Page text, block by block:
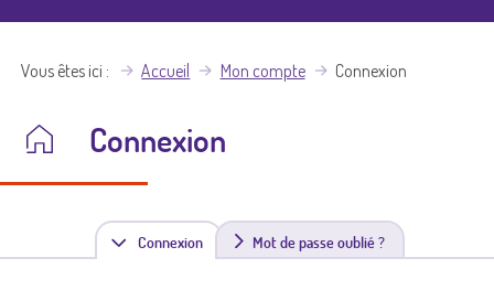
Vous êtes ici Accueil Mon compte Connexion
Connexion
Connexion(
Mot de passe oublié ?